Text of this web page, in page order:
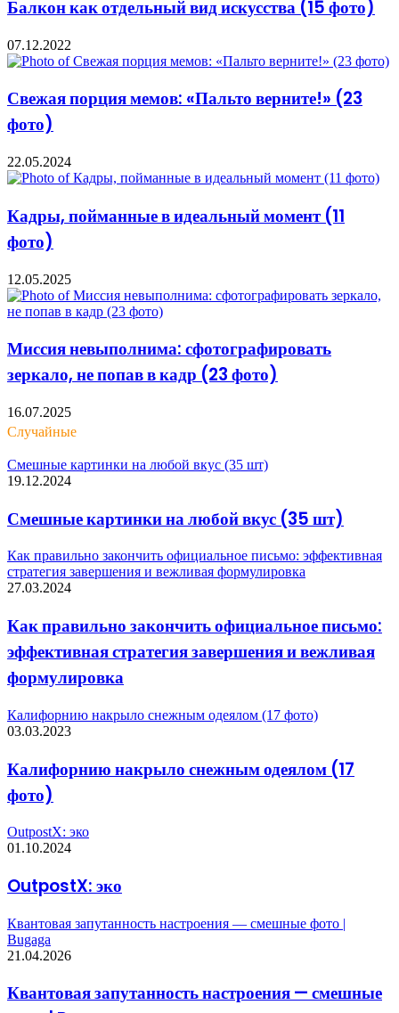
Балкон как отдельный вид искусства (15 фото)
07.12.2022
Свежая порция мемов: «Пальто верните!» (23
фото)
22.05.2024
Кадры, пойманные в идеальный момент (11
фото)
12.05.2025
Миссия невыполнима: сфотографировать
зеркало, не попав в кадр (23 фото)
16.07.2025
Случайные
Смешные картинки на любой вкус (35 шт)
19.12.2024
Смешные картинки на любой вкус (35 шт)
Как правильно закончить официальное письмо: эффективная
стратегия завершения и вежливая формулировка
27.03.2024
Как правильно закончить официальное письмо:
эффективная стратегия завершения и вежливая
формулировка
Калифорнию накрыло снежным одеялом (17 фото)
03.03.2023
Калифорнию накрыло снежным одеялом (17
фото)
OutpostX: эко
01.10.2024
OutpostX: эко
Квантовая запутанность настроения — смешные фото |
Bugaga
21.04.2026
Квантовая запутанность настроения — смешные